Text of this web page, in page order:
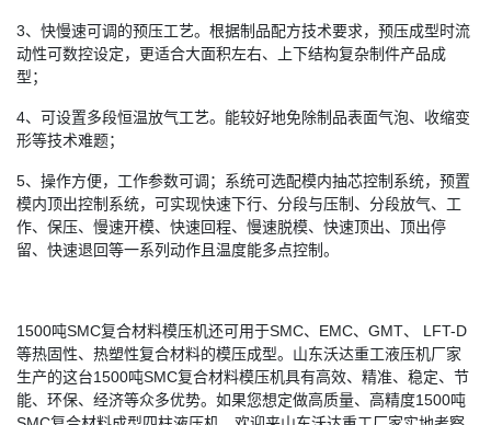
3、快慢速可调的预压工艺。根据制品配方技术要求，预压成型时流
动性可数控设定，更适合大面积左右、上下结构复杂制件产品成
型；
4、可设置多段恒温放气工艺。能较好地免除制品表面气泡、收缩变
形等技术难题；
5、操作方便，工作参数可调；系统可选配模内抽芯控制系统，预置
模内顶出控制系统，可实现快速下行、分段与压制、分段放气、工
作、保压、慢速开模、快速回程、慢速脱模、快速顶出、顶出停
留、快速退回等一系列动作且温度能多点控制。
1500吨SMC复合材料模压机还可用于SMC、EMC、GMT、 LFT-D
等热固性、热塑性复合材料的模压成型。山东沃达重工液压机厂家
生产的这台1500吨SMC复合材料模压机具有高效、精准、稳定、节
能、环保、经济等众多优势。如果您想定做高质量、高精度1500吨